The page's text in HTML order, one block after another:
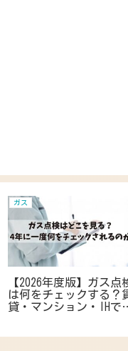
ガス
【2026年度版】ガス点
は何をチェックする？
貸・マンション・IHで